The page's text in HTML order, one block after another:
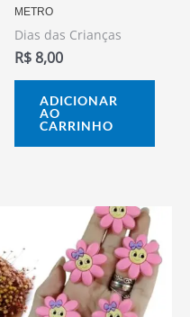
METRO
Dias das Crianças
R$8,00
ADICIONAR
AO
CARRINHO